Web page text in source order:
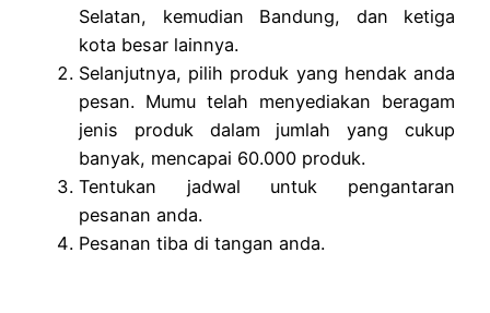
Selatan, kemudian Bandung, dan ketiga
kota besar lainnya.
Selanjutnya, pilih produk yang hendak anda
pesan. Mumu telah menyediakan beragam
jenis produk dalam jumlah yang cukup
banyak, mencapai 60.000 produk.
Tentukan jadwal untuk pengantaran
pesanan anda.
Pesanan tiba di tangan anda.